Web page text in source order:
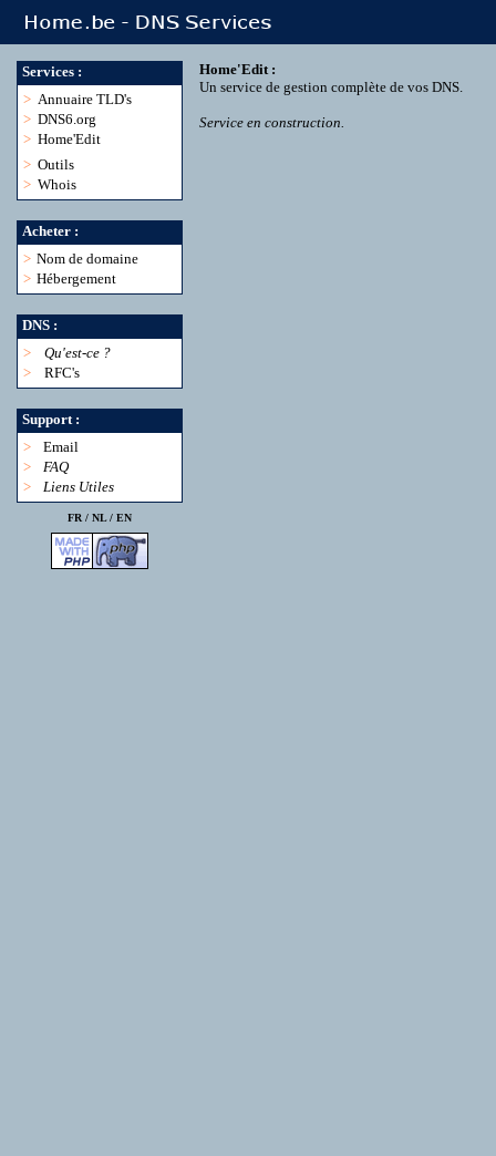
Services :
> Annuaire TLD's
> DNS6.org
> Home'Edit
> Outils
> Whois
Acheter :
> Nom de domaine
> Hébergement
DNS :
>
Qu'est-ce ?
>
RFC's
Support :
>
Email
>
FAQ
>
Liens Utiles
FR / NL/ EN
Home'Edit :
Un service de gestion complète de vos DNS.
Service en construction.